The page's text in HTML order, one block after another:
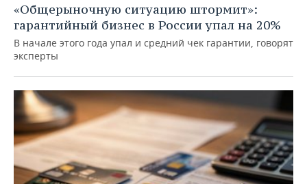
«Общерыночную ситуацию штормит»:
гарантийный бизнес в России упал на 20%
В начале этого года упал и средний чек гарантии, говорят
эксперты